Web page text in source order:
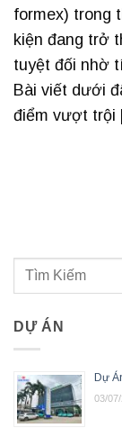
formex) trong
kiện đang trở
tuyệt đối nhờ
Bài viết dưới
điểm vượt trội
DỰ ÁN
Dự
03/